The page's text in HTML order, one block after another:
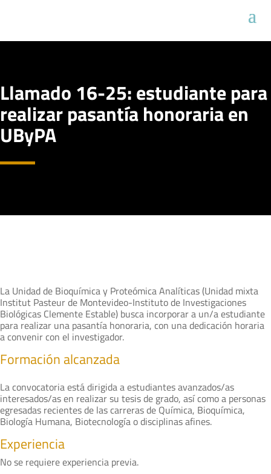
Llamado 16-25: estudiante para
realizar pasantía honoraria en
UByPA
La Unidad de Bioquímica y Proteómica Analíticas (Unidad mixta
Institut Pasteur de Montevideo-Instituto de Investigaciones
Biológicas Clemente Estable) busca incorporar a un/a estudiante
para realizar una pasantía honoraria, con una dedicación horaria
a convenir con el investigador.
Formación alcanzada
La convocatoria está dirigida a estudiantes avanzados/as
interesados/as en realizar su tesis de grado, así como a personas
egresadas recientes de las carreras de Química, Bioquímica,
Biología Humana, Biotecnología o disciplinas afines.
Experiencia
No se requiere experiencia previa.